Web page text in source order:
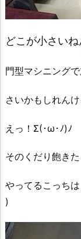
どこが小さいね
門型マシニング
さいかもしれん
えっ！Σ(･ω･ﾉ)ﾉ
そのくだり飽きた
やってるこっち
)